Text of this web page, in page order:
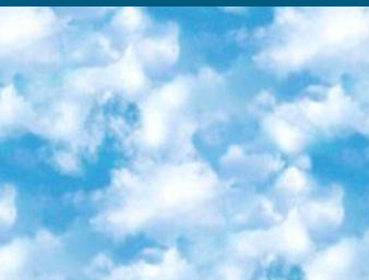
или другую, — увидите список необходимых для неё умений. Чтобы вы могли освоить их самостоятельно, для каждого умения площадка отображает подборку ссылок на учебные материалы. Хотя «Смартия» ориентируется на русскоязычную аудиторию, часть контента всё же доступна только на английском. 3. «Лекторий Физтеха» Проект Московского физико-технического института (Физтеха). С его помощью вы можете смотреть онлайн серии лекций, записанные на видео в этом вузе. В числе доступных предметов — физика, биология, химия, информационные технологии и другие. К некоторым лекциям администрация ресурса прилагает готовые конспекты, которые можно скачивать в PDF-формате. 4. ITMOcourses Онлайн-площадка Санкт-Петербургского национального исследовательского университета информационных технологий, механики и оптики (ИТМО). Ресурс предоставляет свободный доступ к курсам, разработанным в этом вузе. Каталог материалов разбит на четыре категории: «Оптические системы и технологии», «Приборостроение и робототехника», «Информационные технологии» и «Биотехнологии». Курсы состоят из видеолекций, интерактивных демонстраций и заданий. 5. «КиберЛенинка» Электронная научная библиотека открытого доступа. Каталог площадки регулярно обрастает текстами статей из различных научных изданий. Сгруппированные по журналам и рубрикам публикации можно читать онлайн или скачивать целиком в PDF-формате. Проект нацелен на популяризацию науки за счёт открытого доступа к качественной информации. 6. «ПостНаука» На этом ресурсе публикуют подборки видеолекций, составленные экспертами из разных отраслей и объединённые общими темами. Среди них, к примеру, есть серии «Биоинформатика и геномика», «Культура средневековой Скандинавии» и Cinema Studies о теории кино. Каждая подборка лекций — логически связанная история, рассказанная экспертом от первого лица. Кроме того, на сайте появляются научно-образовательные статьи и тесты на разные темы. 7. «Newочём» Команда проекта «Newочём» отбирает самые интересные тексты из англоязычных СМИ и переводит те из них, за которые голосуют участники сообщества «ВКонтакте». По большей части это научно-популярные статьи. Редакторы придумывают лишь заголовки, в остальном содержание переводов соответствует оригиналам. Полные тексты можно читать прямо в социальной сети. 8. InternetUrok Онлайн-база материалов по основным дисциплинам школьной программы. Информация на сайте структурирована по классам, предметам и темам (урокам). Каждый урок состоит из видеолекций и конспектов. Есть также интерактивные тренажёры и тесты для закрепления пройденного материала. Даже если вы давно окончили школу, возможность повторить программу старших классов всегда может пригодиться. 9. Edutainme Ещё один ресурс об образовании. В отличие от Newtonew, как мне кажется, Edutainme больше ориентируется на представителей индустрии: педагогов, предпринимателей, разработчиков образовательных проектов. Но и любой, кто просто стремится к саморазвитию, найдёт на сайте много полезного и интересного для себя. Например, информацию о новых курсах и образовательных сервисах. 10. Newtonew Онлайн-медиа об образовании и обучении в широком смысле. Авторы Newtonew пишут об инструментах, заведениях, тактиках и стратегиях, которые помогают учить других и получать новые знания самостоятельно. На этой площадке вы найдёте новости, обзоры, аналитические мат